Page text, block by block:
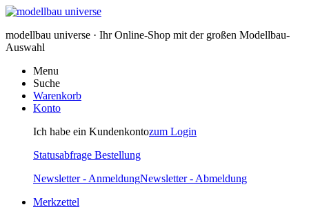
modellbau universe · Ihr Online-Shop mit der großen Modellbau-
Auswahl
Menu
Suche
Warenkorb
Konto
Ich habe ein Kundenkontozum Login
Statusabfrage Bestellung
Newsletter - AnmeldungNewsletter - Abmeldung
Merkzettel